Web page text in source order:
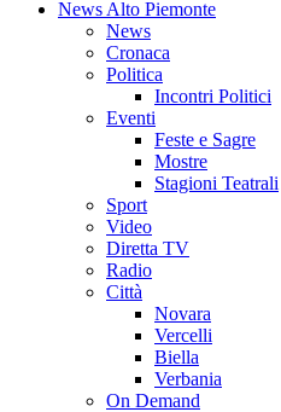
News Alto Piemonte
News
Cronaca
Politica
Incontri Politici
Eventi
Feste e Sagre
Mostre
Stagioni Teatrali
Sport
Video
Diretta TV
Radio
Città
Novara
Vercelli
Biella
Verbania
On Demand